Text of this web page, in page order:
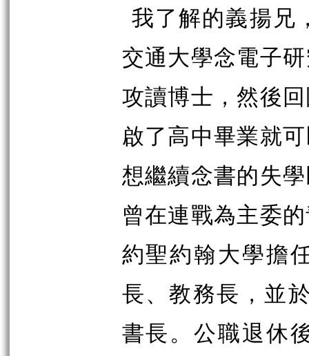
我了解的義揚兄
交通大學念電子
攻讀博士，然後
啟了高中畢業就
想繼續念書的失
曾在連戰為主委
約聖約翰大學擔
長、教務長，並
書長。公職退休